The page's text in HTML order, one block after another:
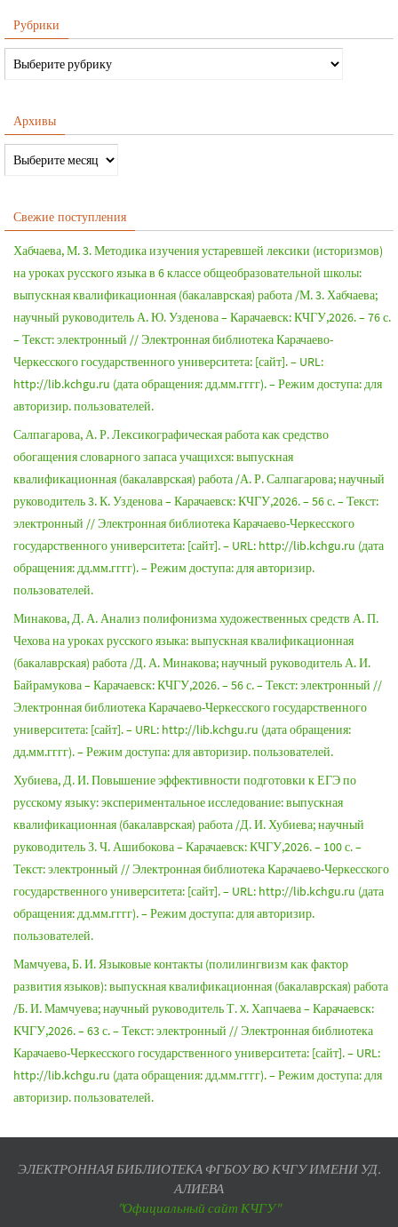
Рубрики
Архивы
Свежие поступления
Хабчаева, М. 3. Методика изучения устаревшей лексики (историзмов)
на уроках русского языка в 6 классе общеобразовательной школы:
выпускная квалификационная (бакалаврская) работа /М. 3. Хабчаева;
научный руководитель А. Ю. Узденова – Карачаевск: КЧГУ,2026. – 76 с.
– Текст: электронный // Электронная библиотека Карачаево-
Черкесского государственного университета: [сайт]. – URL:
http://lib.kchgu.ru (дата обращения: дд.мм.гггг). – Режим доступа: для
авторизир. пользователей.
Салпагарова, А. Р. Лексикографическая работа как средство
обогащения словарного запаса учащихся: выпускная
квалификационная (бакалаврская) работа /А. Р. Салпагарова; научный
руководитель 3. К. Узденова – Карачаевск: КЧГУ,2026. – 56 с. – Текст:
электронный // Электронная библиотека Карачаево-Черкесского
государственного университета: [сайт]. – URL: http://lib.kchgu.ru (дата
обращения: дд.мм.гггг). – Режим доступа: для авторизир.
пользователей.
Минакова, Д. А. Анализ полифонизма художественных средств А. П.
Чехова на уроках русского языка: выпускная квалификационная
(бакалаврская) работа /Д. А. Минакова; научный руководитель А. И.
Байрамукова – Карачаевск: КЧГУ,2026. – 56 с. – Текст: электронный //
Электронная библиотека Карачаево-Черкесского государственного
университета: [сайт]. – URL: http://lib.kchgu.ru (дата обращения:
дд.мм.гггг). – Режим доступа: для авторизир. пользователей.
Хубиева, Д. И. Повышение эффективности подготовки к ЕГЭ по
русскому языку: экспериментальное исследование: выпускная
квалификационная (бакалаврская) работа /Д. И. Хубиева; научный
руководитель З. Ч. Ашибокова – Карачаевск: КЧГУ,2026. – 100 с. –
Текст: электронный // Электронная библиотека Карачаево-Черкесского
государственного университета: [сайт]. – URL: http://lib.kchgu.ru (дата
обращения: дд.мм.гггг). – Режим доступа: для авторизир.
пользователей.
Мамчуева, Б. И. Языковые контакты (полилингвизм как фактор
развития языков): выпускная квалификационная (бакалаврская) работа
/Б. И. Мамчуева; научный руководитель Т. X. Хапчаева – Карачаевск:
КЧГУ,2026. – 63 с. – Текст: электронный // Электронная библиотека
Карачаево-Черкесского государственного университета: [сайт]. – URL:
http://lib.kchgu.ru (дата обращения: дд.мм.гггг). – Режим доступа: для
авторизир. пользователей.
ЭЛЕКТРОННАЯ БИБЛИОТЕКА ФГБОУ ВО КЧГУ ИМЕНИ УД.
АЛИЕВА
"Официальный сайт КЧГУ"